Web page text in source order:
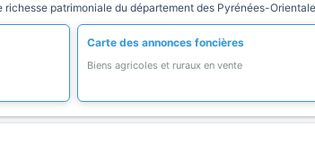
patrimoniale du département des Pyrénées-
Carte des annonces foncières
Biens agricoles et ruraux en vente